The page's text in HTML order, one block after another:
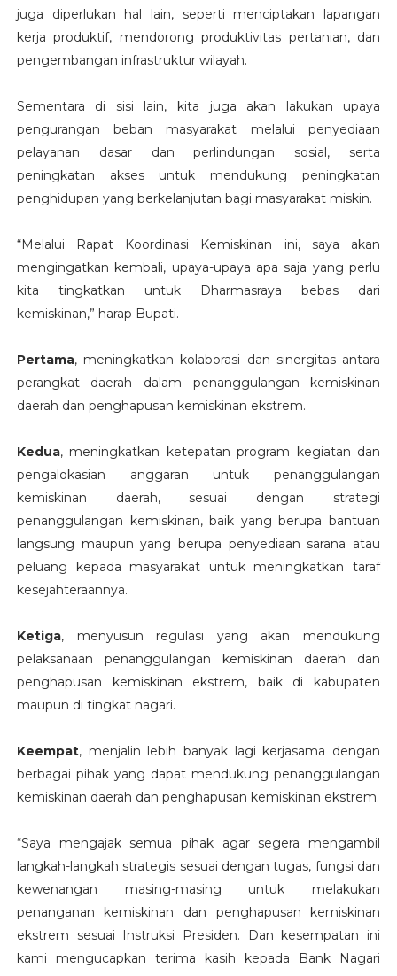
juga diperlukan hal lain, seperti menciptakan lapangan
kerja produktif, mendorong produktivitas pertanian, dan
pengembangan infrastruktur wilayah.
Sementara di sisi lain, kita juga akan lakukan upaya
pengurangan beban masyarakat melalui penyediaan
pelayanan dasar dan perlindungan sosial, serta
peningkatan akses untuk mendukung peningkatan
penghidupan yang berkelanjutan bagi masyarakat miskin.
“Melalui Rapat Koordinasi Kemiskinan ini, saya akan
mengingatkan kembali, upaya-upaya apa saja yang perlu
kita tingkatkan untuk Dharmasraya bebas dari
kemiskinan,” harap Bupati.
Pertama, meningkatkan kolaborasi dan sinergitas antara
perangkat daerah dalam penanggulangan kemiskinan
daerah dan penghapusan kemiskinan ekstrem.
Kedua, meningkatkan ketepatan program kegiatan dan
pengalokasian anggaran untuk penanggulangan
kemiskinan daerah, sesuai dengan strategi
penanggulangan kemiskinan, baik yang berupa bantuan
langsung maupun yang berupa penyediaan sarana atau
peluang kepada masyarakat untuk meningkatkan taraf
kesejahteraannya.
Ketiga, menyusun regulasi yang akan mendukung
pelaksanaan penanggulangan kemiskinan daerah dan
penghapusan kemiskinan ekstrem, baik di kabupaten
maupun di tingkat nagari.
Keempat, menjalin lebih banyak lagi kerjasama dengan
berbagai pihak yang dapat mendukung penanggulangan
kemiskinan daerah dan penghapusan kemiskinan ekstrem.
“Saya mengajak semua pihak agar segera mengambil
langkah-langkah strategis sesuai dengan tugas, fungsi dan
kewenangan masing-masing untuk melakukan
penanganan kemiskinan dan penghapusan kemiskinan
ekstrem sesuai Instruksi Presiden. Dan kesempatan ini
kami mengucapkan terima kasih kepada Bank Nagari